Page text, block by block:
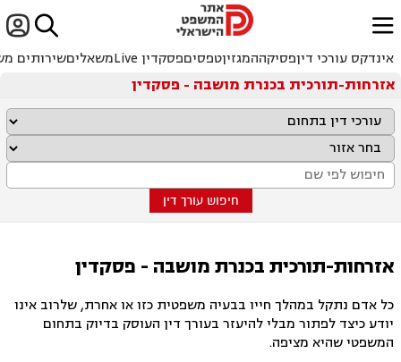

ﱐ
אינדקס עורכי דיןפסיקההמגזיןטפסיםפסקדין Live משאליםשירותים
אזרחות-תורכית בכנרת מושבה - פסקדין
חיפוש עורך דין
אזרחות-תורכית בכנרת מושבה - פסקדין
כל אדם נתקל במהלך חייו בבעיה משפטית כזו או אחרת, שלרוב אינו
יודע כיצד לפתור מבלי להיעזר בעורך דין העוסק בדיוק בתחום
המשפטי שהיא מציפה.